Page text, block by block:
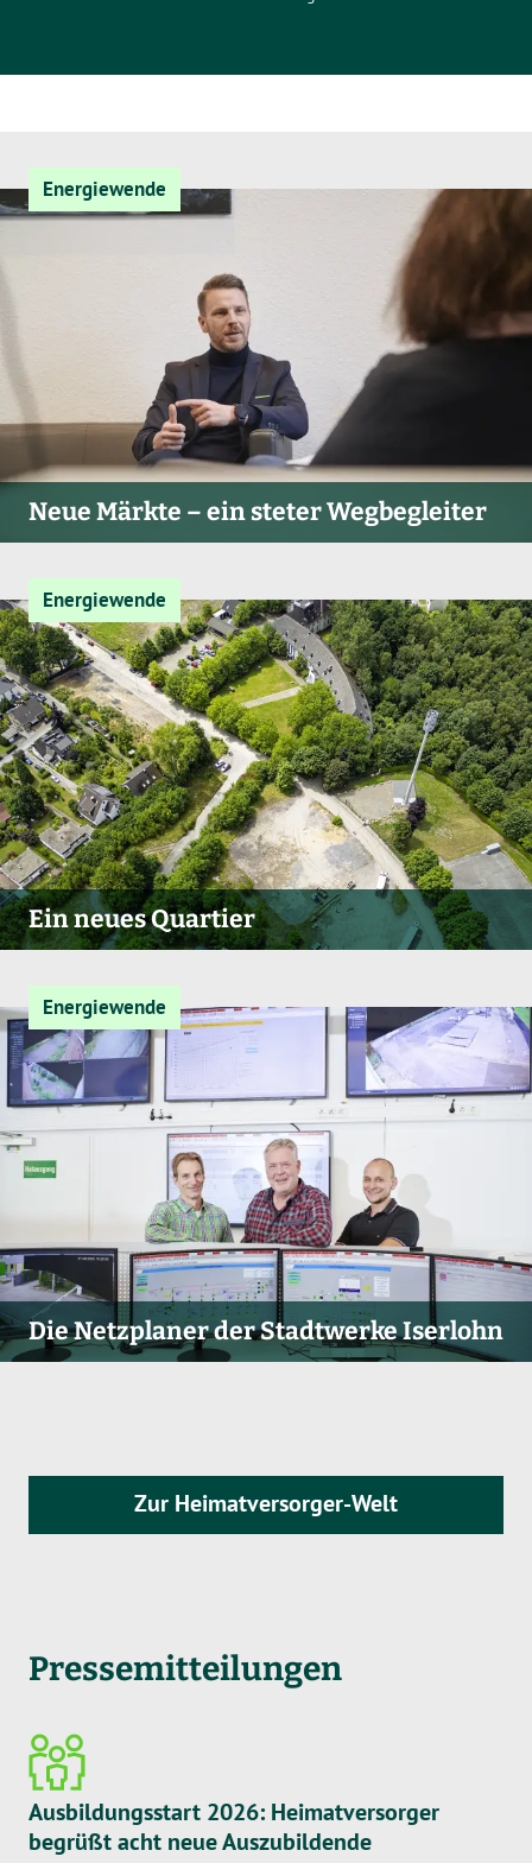
Energiewende
Neue Märkte – ein steter Wegbegleiter
Energiewende
Ein neues Quartier
Energiewende
Die Netzplaner der Stadtwerke Iserlohn
Zur Heimatversorger-Welt
Pressemitteilungen
Ausbildungsstart 2026: Heimatversorger
begrüßt acht neue Auszubildende